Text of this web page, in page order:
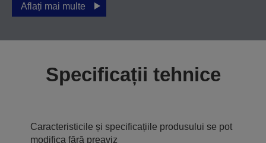
Aflați mai multe
Specificații tehnice
Caracteristicile și specificațiile produsului se pot
modifica fără preaviz